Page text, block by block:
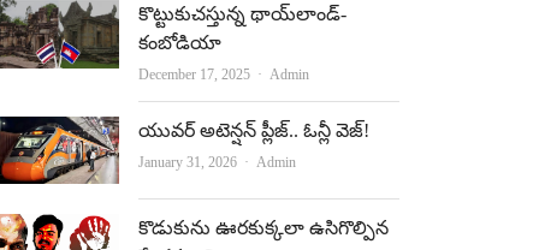
కొట్టుకుచస్తున్న థాయ్‌లాండ్‌-
కంబోడియా
December 17, 2025 Author
Admin
యువర్‌ అటెన్షన్‌ ప్లీజ్‌.. ఓన్లీ వెజ్‌!
January 31, 2026 Author
Admin
కొడుకును ఊరకుక్కలా ఉసిగొల్పిన